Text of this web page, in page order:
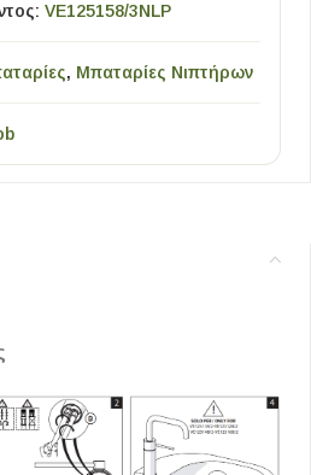
VE125158/3NLP
, Μπαταρίες Νιπτήρων